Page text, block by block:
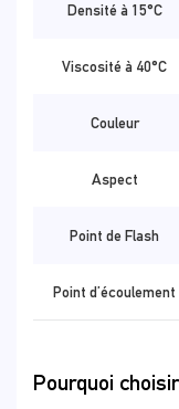
Densité à 15°C
Viscosité à 40°C
Couleur
Aspect
Point de Flash
Point d’écoulement
Pourquoi